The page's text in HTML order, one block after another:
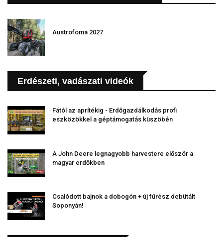
Austrofoma 2027
Erdészeti, vadászati videók
Fától az aprítékig - Erdőgazdálkodás profi
eszközökkel a géptámogatás küszöbén
A John Deere legnagyobb harvestere először a
magyar erdőkben
Csalódott bajnok a dobogón + új fűrész debütált
Soponyán!